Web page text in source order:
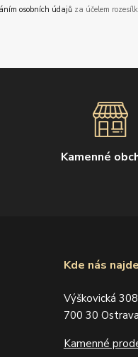
osobních údajůza účelem
Kamenné
Kde nás
Výškovická
700 30
Kamenné